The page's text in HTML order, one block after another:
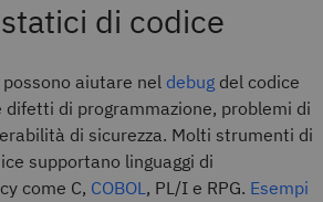
di codice
aiutare nel debug del codice
difetti di programmazione, problemi di
di sicurezza. Molti strumenti di
supportano linguaggi di
come C, COBOL, PL/I e RPG. Esempi